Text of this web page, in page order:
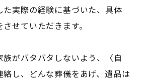
た実際の経験に基づいた、具体
せていただきます。
がバタバタしないよう、〈自
絡し、どんな葬儀をあげ、遺品は